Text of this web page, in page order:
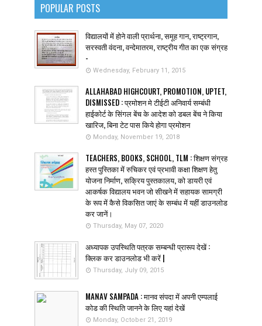
POPULAR POSTS
विद्यालयों में होने वाली प्रार्थना, समूह गान, राष्ट्रगान,
सरस्वती वंदना, वन्देमातरम, राष्ट्रीय गीत का एक संग्रह
-
Wednesday, February 11, 2015
ALLAHABAD HIGHCOURT, PROMOTION, UPTET,
DISMISSED : प्रमोशन मे टीईटी अनिवार्य सम्बंधी
हाईकोर्ट के सिंगल बेंच के आदेश को डबल बेंच ने किया
खारिज, बिना टेट पास किये होगा प्रमोशन
Monday, November 19, 2018
TEACHERS, BOOKS, SCHOOL, TLM : शिक्षण संग्रह
हस्त पुस्तिका में रुचिकर एवं प्रभावी कक्षा शिक्षण हेतु
योजना निर्माण, सक्रिय पुस्तकालय, को डायरी एवं
आकर्षक विद्यालय भवन जो सीखने में सहायक सामग्री
के रूप में कैसे विकसित जाएं के सम्बंध में यहीं डाउनलोड
कर जानें।
Thursday, May 07, 2020
अध्यापक उपस्थिति पत्रक सम्बन्धी प्रारूप देखें :
क्लिक कर डाउनलोड भी करें |
Thursday, July 09, 2015
MANAV SAMPADA : मानव संपदा में अपनी एम्पलाई
कोड की स्थिति जानने के लिए यहां देखें
Monday, October 21, 2019